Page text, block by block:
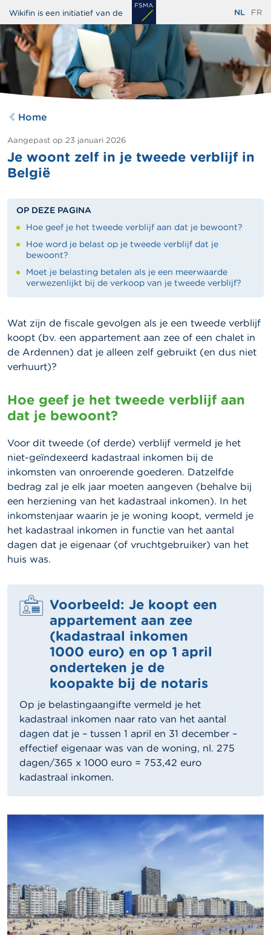
Overslaan
en
naar
de
inhoud
gaan
Wikifin is een initiatief van de NL FR
Home
Aangepast op 23 januari 2026
Je woont zelf in je tweede verblijf in
België
OP DEZE PAGINA
Hoe geef je het tweede verblijf aan dat je bewoont?
Hoe word je belast op je tweede verblijf dat je
bewoont?
Moet je belasting betalen als je een meerwaarde
verwezenlijkt bij de verkoop van je tweede verblijf?
Wat zijn de fiscale gevolgen als je een tweede verblijf
koopt (bv. een appartement aan zee of een chalet in
de Ardennen) dat je alleen zelf gebruikt (en dus niet
verhuurt)?
Hoe geef je het tweede verblijf aan
dat je bewoont?
Voor dit tweede (of derde) verblijf vermeld je het
niet-geïndexeerd kadastraal inkomen bij de
inkomsten van onroerende goederen. Datzelfde
bedrag zal je elk jaar moeten aangeven (behalve bij
een herziening van het kadastraal inkomen). In het
inkomstenjaar waarin je je woning koopt, vermeld je
het kadastraal inkomen in functie van het aantal
dagen dat je eigenaar (of vruchtgebruiker) van het
huis was.
Voorbeeld: Je koopt een
appartement aan zee
(kadastraal inkomen
1000 euro) en op 1 april
onderteken je de
koopakte bij de notaris
Op je belastingaangifte vermeld je het
kadastraal inkomen naar rato van het aantal
dagen dat je – tussen 1 april en 31 december –
effectief eigenaar was van de woning, nl. 275
dagen/365 x 1000 euro = 753,42 euro
kadastraal inkomen.